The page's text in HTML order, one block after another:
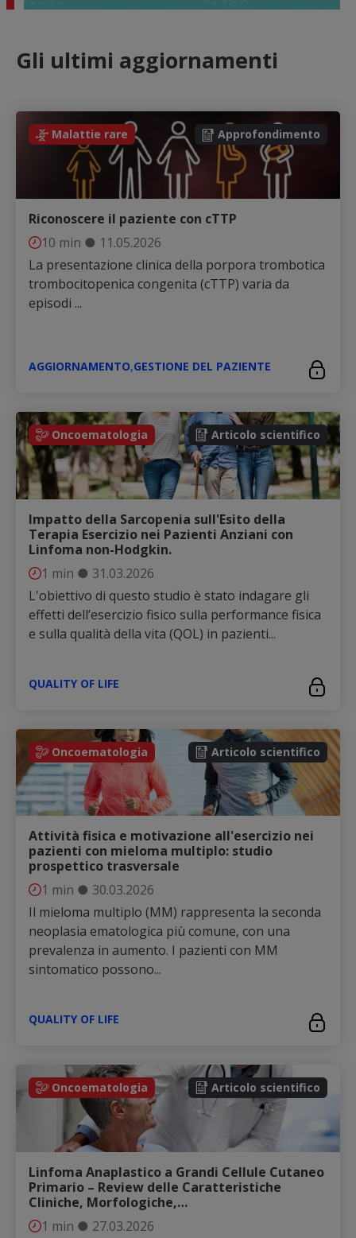
Gli ultimi aggiornamenti
Malattie rare Approfondimento
Riconoscere il paziente con cTTP
10 min ● 11.05.2026
La presentazione clinica della porpora trombotica
trombocitopenica congenita (cTTP) varia da
episodi ...
AGGIORNAMENTO,GESTIONE DEL PAZIENTE
Oncoematologia Articolo scientifico
Impatto della Sarcopenia sull'Esito della
Terapia Esercizio nei Pazienti Anziani con
Linfoma non-Hodgkin.
1 min ● 31.03.2026
L'obiettivo di questo studio è stato indagare gli
effetti dell’esercizio fisico sulla performance fisica
e sulla qualità della vita (QOL) in pazienti...
QUALITY OF LIFE
Oncoematologia Articolo scientifico
Attività fisica e motivazione all'esercizio nei
pazienti con mieloma multiplo: studio
prospettico trasversale
1 min ● 30.03.2026
Il mieloma multiplo (MM) rappresenta la seconda
neoplasia ematologica più comune, con una
prevalenza in aumento. I pazienti con MM
sintomatico possono...
QUALITY OF LIFE
Oncoematologia Articolo scientifico
Linfoma Anaplastico a Grandi Cellule Cutaneo
Primario – Review delle Caratteristiche
Cliniche, Morfologiche,…
1 min ● 27.03.2026